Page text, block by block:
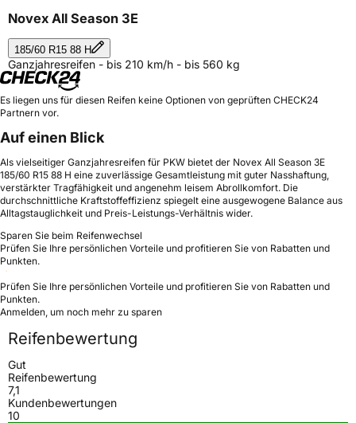
Novex All Season 3E
185/60 R15 88 H
Ganzjahresreifen - bis 210 km/h - bis 560 kg
Es liegen uns für diesen Reifen keine Optionen von geprüften CHECK24
Partnern vor.
Auf einen Blick
Als vielseitiger Ganzjahresreifen für PKW bietet der Novex All Season 3E
185/60 R15 88 H eine zuverlässige Gesamtleistung mit guter Nasshaftung,
verstärkter Tragfähigkeit und angenehm leisem Abrollkomfort. Die
durchschnittliche Kraftstoffeffizienz spiegelt eine ausgewogene Balance aus
Alltagstauglichkeit und Preis-Leistungs-Verhältnis wider.
Sparen Sie beim Reifenwechsel
Prüfen Sie Ihre persönlichen Vorteile und profitieren Sie von Rabatten und
Punkten.
Prüfen Sie Ihre persönlichen Vorteile und profitieren Sie von Rabatten und
Punkten.
Anmelden, um noch mehr zu sparen
Reifenbewertung
Gut
Reifenbewertung
7,1
Kundenbewertungen
10